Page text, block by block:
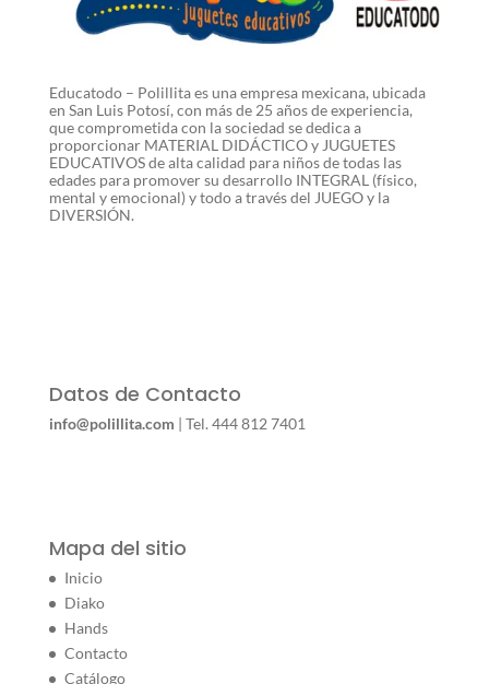
Educatodo – Polillita es una empresa mexicana, ubicada
en San Luis Potosí, con más de 25 años de experiencia,
que comprometida con la sociedad se dedica a
proporcionar MATERIAL DIDÁCTICO y JUGUETES
EDUCATIVOS de alta calidad para niños de todas las
edades para promover su desarrollo INTEGRAL (físico,
mental y emocional) y todo a través del JUEGO y la
DIVERSIÓN.
Datos de Contacto
info@polillita.com | Tel. 444 812 7401
Mapa del sitio
Inicio
Diako
Hands
Contacto
Catálogo